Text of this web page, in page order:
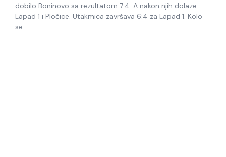
dobilo Boninovo sa rezultatom 7:4. A nakon njih dolaze
Lapad 1 i Pločice. Utakmica završava 6:4 za Lapad 1. Kolo
se